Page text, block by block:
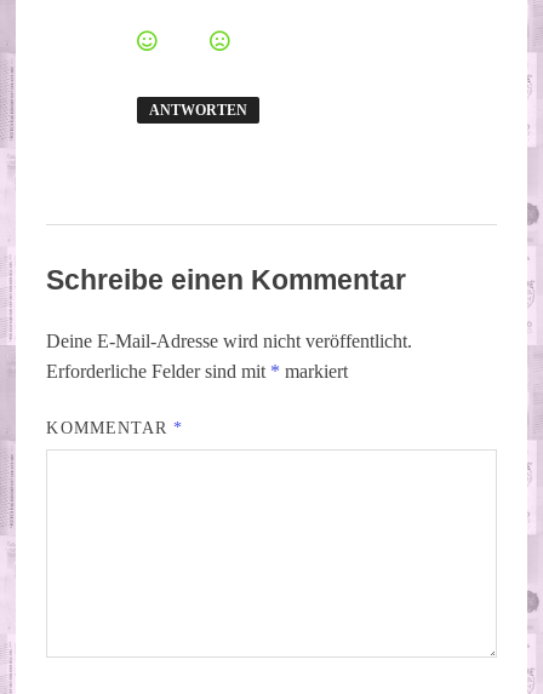
ANTWORTEN
Schreibe einen Kommentar
Deine E-Mail-Adresse wird nicht veröffentlicht.
Erforderliche Felder sind mit * markiert
KOMMENTAR *